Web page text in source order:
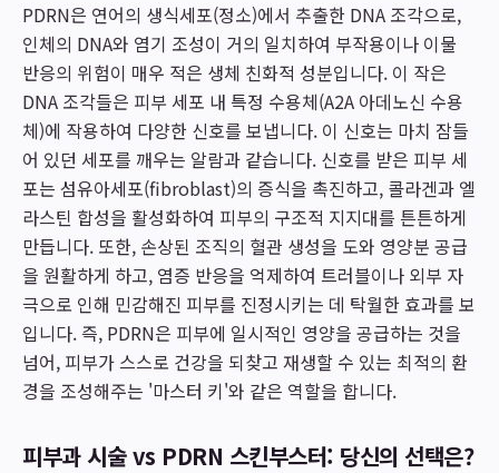
PDRN은 연어의 생식세포(정소)에서 추출한 DNA 조각으로,
인체의 DNA와 염기 조성이 거의 일치하여 부작용이나 이물
반응의 위험이 매우 적은 생체 친화적 성분입니다. 이 작은
DNA 조각들은 피부 세포 내 특정 수용체(A2A 아데노신 수용
체)에 작용하여 다양한 신호를 보냅니다. 이 신호는 마치 잠들
어 있던 세포를 깨우는 알람과 같습니다. 신호를 받은 피부 세
포는 섬유아세포(fibroblast)의 증식을 촉진하고, 콜라겐과 엘
라스틴 합성을 활성화하여 피부의 구조적 지지대를 튼튼하게
만듭니다. 또한, 손상된 조직의 혈관 생성을 도와 영양분 공급
을 원활하게 하고, 염증 반응을 억제하여 트러블이나 외부 자
극으로 인해 민감해진 피부를 진정시키는 데 탁월한 효과를 보
입니다. 즉, PDRN은 피부에 일시적인 영양을 공급하는 것을
넘어, 피부가 스스로 건강을 되찾고 재생할 수 있는 최적의 환
경을 조성해주는 '마스터 키'와 같은 역할을 합니다.
피부과 시술 vs PDRN 스킨부스터: 당신의 선택은?